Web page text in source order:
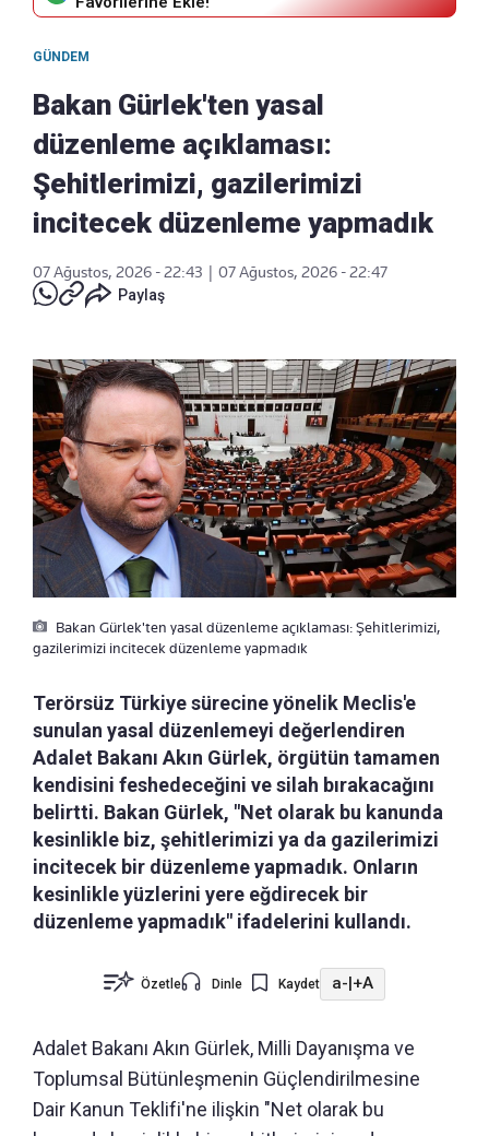
GÜNDEM
Bakan Gürlek'ten yasal
düzenleme açıklaması:
Şehitlerimizi, gazilerimizi
incitecek düzenleme yapmadık
07 Ağustos, 2026 - 22:43
07 Ağustos, 2026 - 22:47
Paylaş
Bakan Gürlek'ten yasal düzenleme açıklaması: Şehitlerimizi,
gazilerimizi incitecek düzenleme yapmadık
Terörsüz Türkiye sürecine yönelik Meclis'e
sunulan yasal düzenlemeyi değerlendiren
Adalet Bakanı Akın Gürlek, örgütün tamamen
kendisini feshedeceğini ve silah bırakacağını
belirtti. Bakan Gürlek, "Net olarak bu kanunda
kesinlikle biz, şehitlerimizi ya da gazilerimizi
incitecek bir düzenleme yapmadık. Onların
kesinlikle yüzlerini yere eğdirecek bir
düzenleme yapmadık" ifadelerini kullandı.
Özetle Dinle Kaydet a- +A
Adalet Bakanı Akın Gürlek, Milli Dayanışma ve
Toplumsal Bütünleşmenin Güçlendirilmesine
Dair Kanun Teklifi'ne ilişkin "Net olarak bu